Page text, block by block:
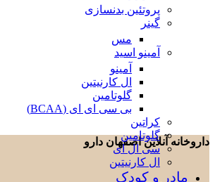
پروتئین بدنسازی
گینر
مس
آمینو اسید
آمینو
ال کارنیتین
گلوتامین
بی سی ای ای (BCAA)
کراتین
گلوتامین
سی ال ای
ال کارنیتین
مادر و کودک
داروخانه آنلاین اصفهان دارو